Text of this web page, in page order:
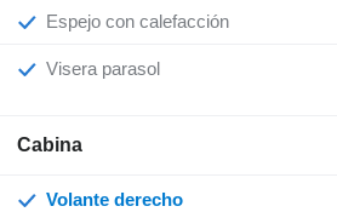
Espejo con calefacción
Visera parasol
Cabina
Volante derecho